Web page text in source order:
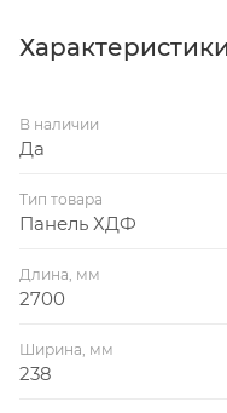
Характеристики
В наличии
Да
Тип товара
Панель ХДФ
Длина, мм
2700
Ширина, мм
238